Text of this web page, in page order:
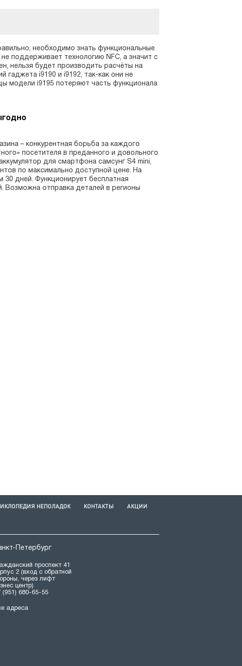
необходимо знать функциональные
поддерживает технологию NFC, а значит с
нельзя будет производить расчёты на
гаджета i9190 и i9192, так-как они не
модели i9195 потеряют часть функционала
– конкурентная борьба за каждого
посетителя в преданного и довольного
для смартфона самсунг S4 mini,
по максимально доступной цене. На
30 дней. Функционирует бесплатная
Возможна отправка деталей в регионы
НЕПОЛАДОК КОНТАКТЫ АКЦИИ
Петербург
проспект 41
2 (вход с обратной
через лифт
центр)
(951) 680-65-55
адреса